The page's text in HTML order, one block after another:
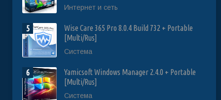
Интернет и сеть
5
Wise Care 365 Pro 8.0.4 Build 732 + Portable
[Multi/Rus]
Система
6
Yamicsoft Windows Manager 2.4.0 + Portable
[Multi/Rus]
Система